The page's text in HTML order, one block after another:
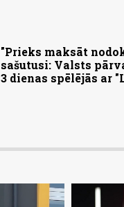
"Prieks maksāt
sašutusi: Valsts
3 dienas spēlējās ar